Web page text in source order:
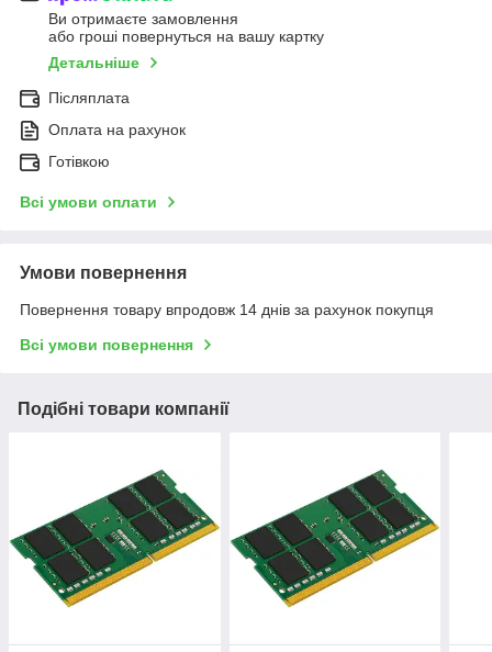
Ви отримаєте замовлення
або гроші повернуться на вашу картку
Детальніше
Післяплата
Оплата на рахунок
Готівкою
Всі умови оплати
Умови повернення
Повернення товару впродовж 14 днів за рахунок покупця
Всі умови повернення
Подібні товари компанії